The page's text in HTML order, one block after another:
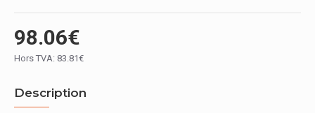
98.06€
Hors TVA: 83.81€
Description